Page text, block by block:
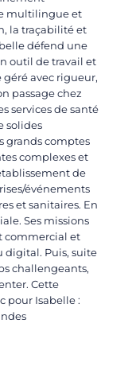
multilingue et
la traçabilité et
défend une
outil de travail et
avec rigueur,
passage chez
services de santé
solides
grands comptes
complexes et
de
événements
et sanitaires. En
Ses missions
commercial et
digital. Puis, suite
challengeants,
Cette
pour Isabelle :